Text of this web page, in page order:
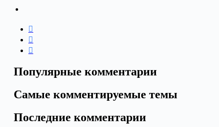
Популярные комментарии
Самые комментируемые темы
Последние комментарии